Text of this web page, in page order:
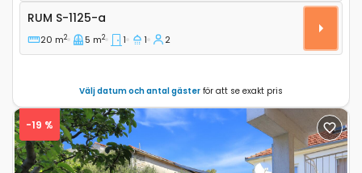
Rum S-1125-a
RUM S-1125-a
20 m2 5 m2 1 1 2
Välj datum och antal gäster för att se exakt pris
-19 %